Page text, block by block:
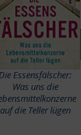
Essensfälscher:
Was uns die
auf die Teller lügen